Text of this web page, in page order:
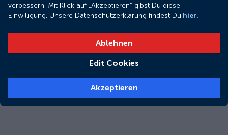
Lastenradförderung in Hessen: Regionale Programme für
nachhaltige Mobilität
verbessern. Mit Klick auf „Akzeptieren“ gibst Du diese
Einwilligung. Unsere Datenschutzerklärung findest Du hier.
Ablehnen
Edit Cookies
Akzeptieren